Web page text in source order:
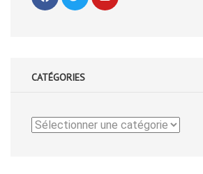
CATÉGORIES
Catégories